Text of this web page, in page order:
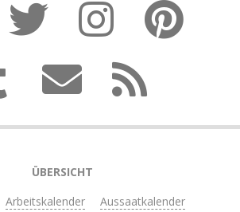
ÜBERSICHT
Arbeitskalender
Aussaatkalender